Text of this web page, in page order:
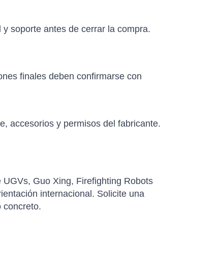
soporte antes de cerrar la compra.
finales deben confirmarse con
accesorios y permisos del fabricante.
Guo Xing, Firefighting Robots
internacional. Solicite una
concreto.